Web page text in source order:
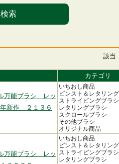
該
カテゴリ
万能ブラシ レッ
新作 ２１３６
いちおし商品
ピンスト＆レタリン
ストライピングブラシ
レタリングブラシ
スクロールブラシ
その他ブラシ
オリジナル商品
万能ブラシ レッ
いちおし商品
ピンスト＆レタリン
ストライピングブラシ
レタリングブラシ